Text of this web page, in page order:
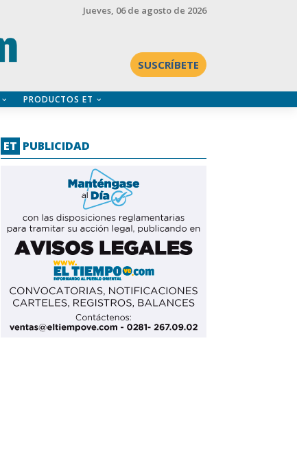
Jueves, 06 de agosto de 2026
SUSCRÍBETE
PRODUCTOS ET
ET PUBLICIDAD